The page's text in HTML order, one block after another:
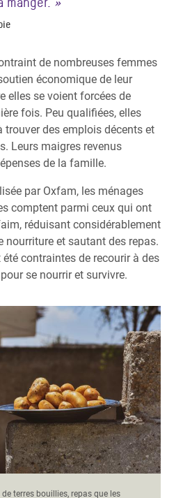
de nombreuses femmes
économique de leur
elles se voient forcées de
fois. Peu qualifiées, elles
des emplois décents et
Leurs maigres revenus
de la famille.
par Oxfam, les ménages
comptent parmi ceux qui ont
réduisant considérablement
nourriture et sautant des repas.
contraintes de recourir à des
se nourrir et survivre.
terres bouillies, repas que les